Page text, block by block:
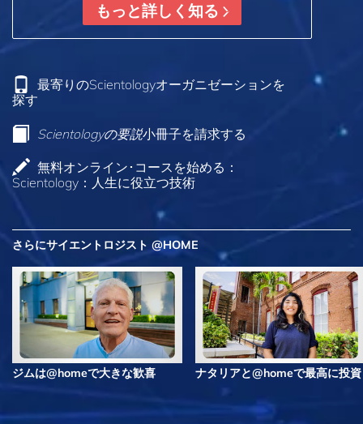
もっと詳しく知る
最寄りのScientologyオーガニゼーションを
探す
Scientologyの要説小冊子を請求する
無料オンライン･コースを始める：
Scientology：人生に役立つ技術
さらにサイエントロジスト @HOME
ジムは@homeで大きな歓喜 ナタリアと@homeで最高に投資